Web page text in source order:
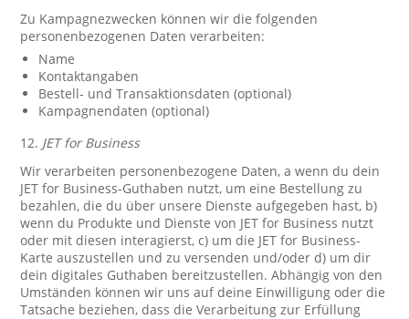
Zu Kampagnezwecken können wir die folgenden
personenbezogenen Daten verarbeiten:
Name
Kontaktangaben
Bestell- und Transaktionsdaten (optional)
Kampagnendaten (optional)
12. JET for Business
Wir verarbeiten personenbezogene Daten, a wenn du dein
JET for Business-Guthaben nutzt, um eine Bestellung zu
bezahlen, die du über unsere Dienste aufgegeben hast, b)
wenn du Produkte und Dienste von JET for Business nutzt
oder mit diesen interagierst, c) um die JET for Business-
Karte auszustellen und zu versenden und/oder d) um dir
dein digitales Guthaben bereitzustellen. Abhängig von den
Umständen können wir uns auf deine Einwilligung oder die
Tatsache beziehen, dass die Verarbeitung zur Erfüllung